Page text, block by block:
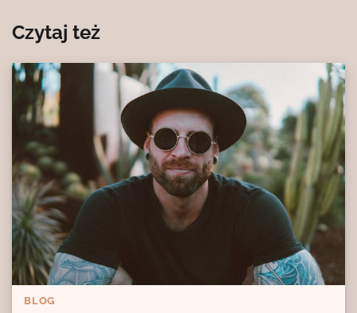
Czytaj też
BLOG